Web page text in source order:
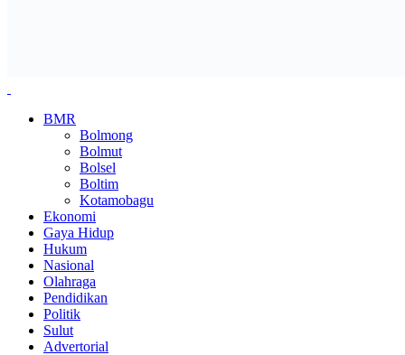
BMR
Bolmong
Bolmut
Bolsel
Boltim
Kotamobagu
Ekonomi
Gaya Hidup
Hukum
Nasional
Olahraga
Pendidikan
Politik
Sulut
Advertorial